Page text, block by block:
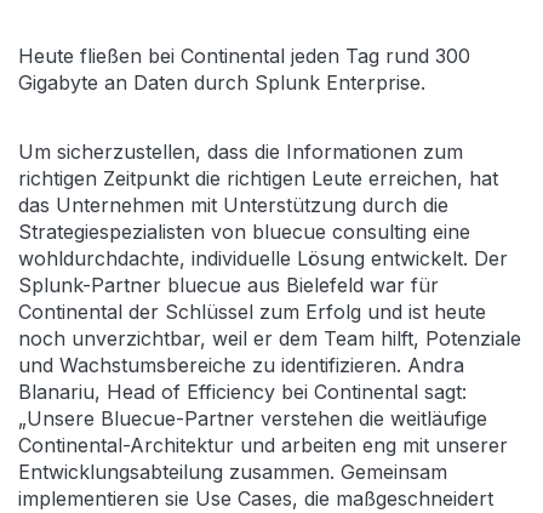
Heute fließen bei Continental jeden Tag rund 300
Gigabyte an Daten durch Splunk Enterprise.
Um sicherzustellen, dass die Informationen zum
richtigen Zeitpunkt die richtigen Leute erreichen, hat
das Unternehmen mit Unterstützung durch die
Strategiespezialisten von bluecue consulting eine
wohldurchdachte, individuelle Lösung entwickelt. Der
Splunk-Partner bluecue aus Bielefeld war für
Continental der Schlüssel zum Erfolg und ist heute
noch unverzichtbar, weil er dem Team hilft, Potenziale
und Wachstumsbereiche zu identifizieren. Andra
Blanariu, Head of Efficiency bei Continental sagt:
„Unsere Bluecue-Partner verstehen die weitläufige
Continental-Architektur und arbeiten eng mit unserer
Entwicklungsabteilung zusammen. Gemeinsam
implementieren sie Use Cases, die maßgeschneidert